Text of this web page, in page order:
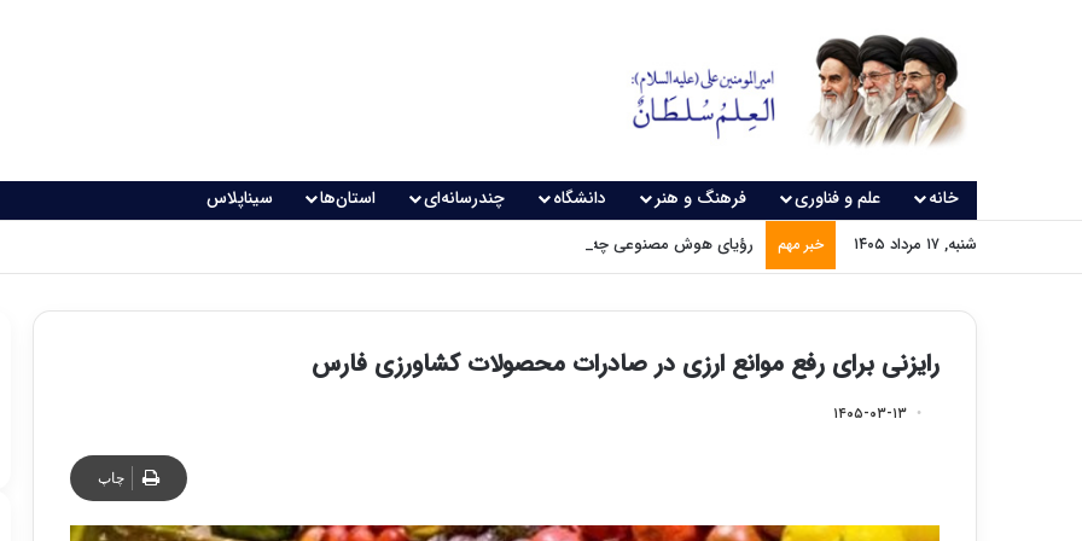
خانه علم و فناوری فرهنگ و هنر دانشگاه چندرسانه‌ای استان‌ها سیناپلاس
شنبه, ۱۷ مرداد ۱۴۰۵ خبر مهم رؤیای هوش مصنوعی چه زمانی واقعی می‌شود؟
رایزنی برای رفع موانع ارزی در صادرات محصولات کشاورزی فارس
۱۴۰۵-۰۳-۱۳
چاپ